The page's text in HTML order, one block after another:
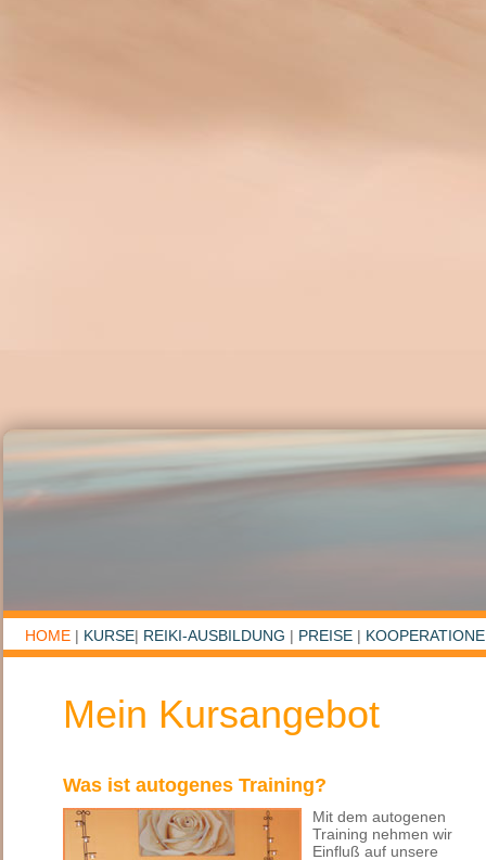
HOME | KURSE| REIKI-AUSBILDUNG | PREISE |
Mein Kursangebot
Was ist autogenes Training?
Mit dem autogenen
Training nehmen wir
Einfluß auf unsere